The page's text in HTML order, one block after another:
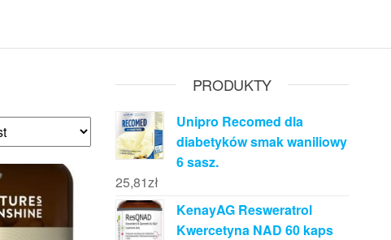
PRODUKTY
Unipro Recomed dla
diabetyków smak waniliowy
6 sasz.
25,81zł
KenayAG Resweratrol
Kwercetyna NAD 60 kaps